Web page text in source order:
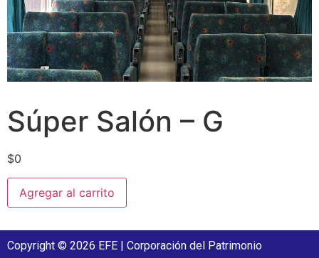
Súper Salón – G
$0
Agregar al carrito
Copyright © 2026 EFE | Corporación del Patrimonio